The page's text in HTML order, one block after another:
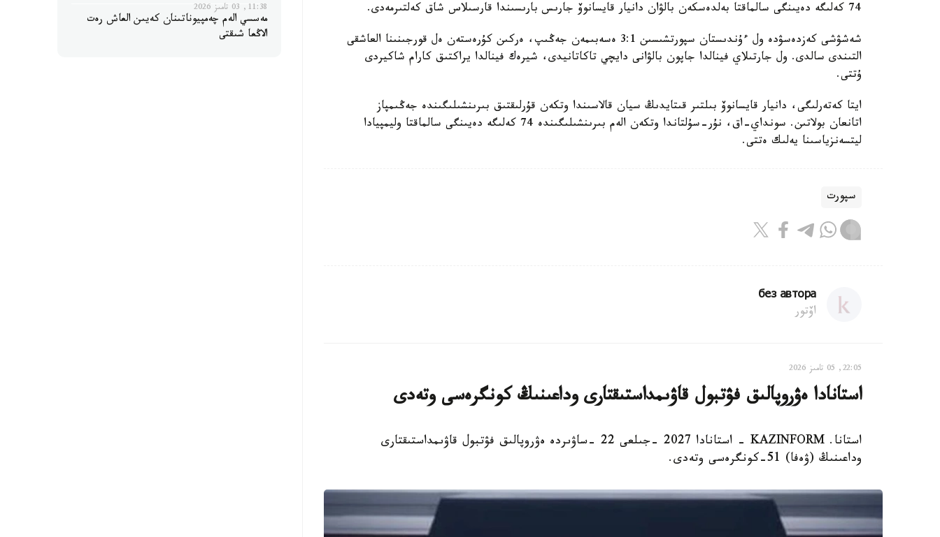
74 كەلىگە دەيىنگى سالماقتا بەلدەسكەن بالۋان دانيار قايسانوۆ جارىس بارىسىندا قارسىلاس شاق كەلتىرمەدى.
شەشۋشى كەزدەسۋدە ول ءۇندىستان سپورتشىسىن 3:1 ەسەبىمەن جەڭىپ، ەركىن كۇرەستەن ەل قورجىنىنا العاشقى
التىندى سالدى. ول جارتىلاي فينالدا جاپون بالۋانى دايچي تاكاتانيدى، شيرەك فينالدا يراكتىق كارام شاكيردى
ۇتتى.
ايتا كەتەرلىگى، دانيار قايسانوۆ بىلتىر قىتايدىڭ سيان قالاسىندا وتكەن قۇرلىقتىق بىرىنشىلىگىندە جەڭىمپاز
اتانعان بولاتىن. سونداي-اق، نۇر-سۇلتاندا وتكەن الەم بىرىنشىلىگىندە 74 كەلىگە دەيىنگى سالماقتا وليمپيادا
ليتسەنزياسىنا يەلىك ەتتى.
سپورت
без автора
اۆتور
22:05, 05 تامىز 2026
استانادا ەۋروپالىق فۋتبول قاۋىمداستىقتارى وداعىنىڭ كونگرەسى وتەدى
استانا. KAZINFORM - استانادا 2027 -جىلعى 22 -ساۋىردە ەۋروپالىق فۋتبول قاۋىمداستىقتارى
وداعىنىڭ (ۋەفا) 51-كونگرەسى وتەدى.
11:38, 03 تامىز 2026
مەسسي الەم چەمپيوناتىنان كەيىن العاش رەت
الاڭعا شىقتى